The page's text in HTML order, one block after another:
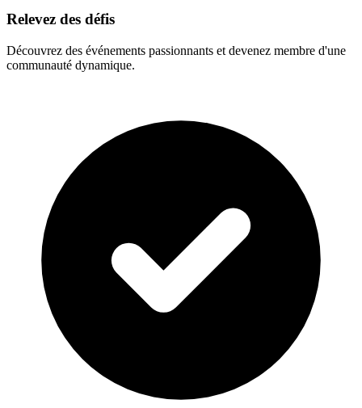
Relevez des défis
Découvrez des événements passionnants et devenez membre d'une
communauté dynamique.